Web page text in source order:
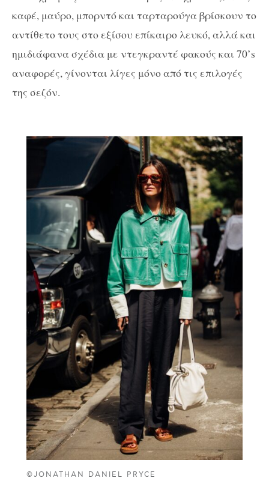
καφέ, μαύρο, μπορντό και ταρταρούγα βρίσκουν το
αντίθετο τους στο εξίσου επίκαιρο λευκό, αλλά και
ημιδιάφανα σχέδια με ντεγκραντέ φακούς και 70’s
αναφορές, γίνονται λίγες μόνο από τις επιλογές
της σεζόν.
©JONATHAN DANIEL PRYCE